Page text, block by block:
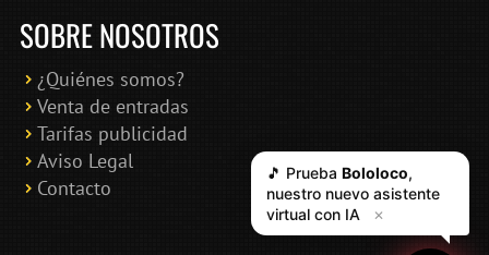
SOBRE NOSOTROS
¿Quiénes somos?
Venta de entradas
Tarifas publicidad
Aviso Legal
Contacto